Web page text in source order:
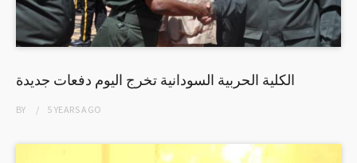
الكلية الحربية السودانية تخرج اليوم دفعات جديدة
BY 5 YEARSAGO